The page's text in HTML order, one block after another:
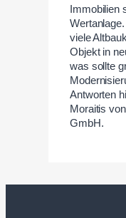
Immobilien
viele
Objekt in
was sollte
Antworten
Moraitis
GmbH.